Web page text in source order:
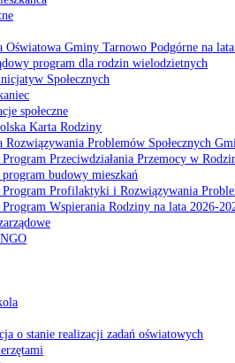
Oświatowa Gminy Tarnowo Podgórne na
program dla rodzin wielodzietnych
Społecznych
społeczne
Karta Rodziny
Rozwiązywania Problemów Społecznych
Przeciwdziałania Przemocy w
budowy mieszkań
Profilaktyki i Rozwiązywania
Wspierania Rodziny na lata 2026-
o stanie realizacji zadań oświatowych